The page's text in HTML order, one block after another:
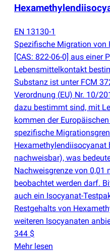
EN 13130-1
Spezifische Migration
[CAS: 822-06-0] aus einer
Lebensmittelkontakt
Substanz ist unter FCM
Verordnung (EU) Nr. 10/
dazu bestimmt sind, mit
kommen der
spezifische
Hexamethylendiisocyanat
nachweisbar), was
Nachweisgrenze von
beobachtet werden darf.
auch ein Isocyanat-
Restgehalts von
weiteren Isocyanaten
344 $
Mehr lesen